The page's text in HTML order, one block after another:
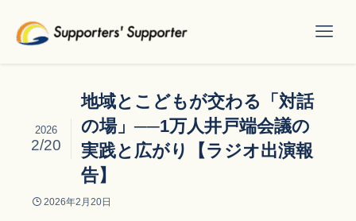
地域とこどもが交わる「対話
の場」──1万人井戸端会議の
実践と広がり【ラジオ出演報
告】
2026
2/20
2026年2月20日